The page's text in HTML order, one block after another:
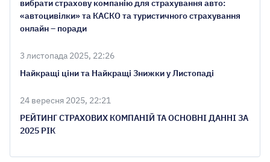
вибрати страхову компанію для страхування авто:
«автоцивілки» та КАСКО та туристичного страхування
онлайн – поради
3 листопада 2025, 22:26
Найкращі ціни та Найкращі Знижки у Листопаді
24 вересня 2025, 22:21
РЕЙТИНГ СТРАХОВИХ КОМПАНІЙ ТА ОСНОВНІ ДАННІ ЗА
2025 РІК